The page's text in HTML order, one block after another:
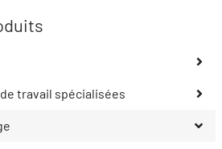
travail spécialisées